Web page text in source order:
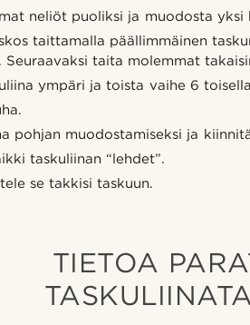
neliöt puoliksi ja muodosta yksi
taittamalla päällimmäinen
Seuraavaksi taita molemmat
ympäri ja toista vaihe 6
pohjan muodostamiseksi ja
taskuliinan “lehdet”.
se takkisi taskuun.
TIETOA